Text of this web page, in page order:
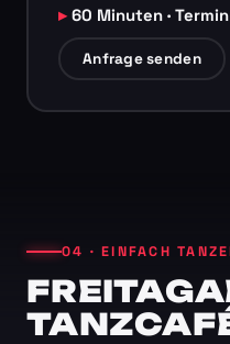
60 Minuten ·
Anfrage senden
04 · EINFACH